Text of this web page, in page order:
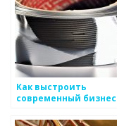
Как выстроить
современный бизнес